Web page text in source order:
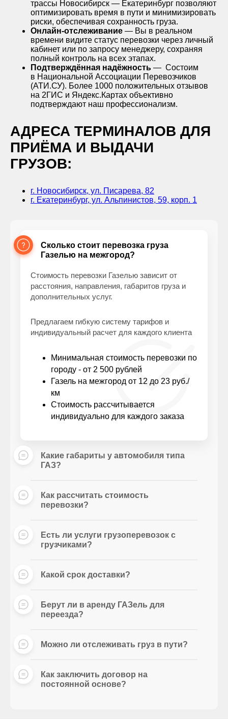
трассы Новосибирск — Екатеринбург позволяют
оптимизировать время в пути и минимизировать
риски, обеспечивая сохранность груза.
Онлайн-отслеживание — Вы в реальном
времени видите статус перевозки через личный
кабинет или по запросу менеджеру, сохраняя
полный контроль на всех этапах.
Подтверждённая надёжность — Состоим
в Национальной Ассоциации Перевозчиков
(АТИ.СУ). Более 1000 положительных отзывов
на 2ГИС и Яндекс.Картах объективно
подтверждают наш профессионализм.
АДРЕСА ТЕРМИНАЛОВ ДЛЯ
ПРИЁМА И ВЫДАЧИ
ГРУЗОВ:
г. Новосибирск, ул. Писарева, 82
г. Екатеринбург, ул. Альпинистов, 59, корп. 1
Сколько стоит перевозка груза
Газелью на межгород?
Стоимость перевозки Газелью зависит от
расстояния, направления, габаритов груза и
дополнительных услуг.
Предлагаем гибкую систему тарифов и
индивидуальный расчет для каждого клиента
Минимальная стоимость перевозки по
городу - от 2 500 рублей
Газель на межгород от 12 до 23 руб./
км
Стоимость рассчитывается
индивидуально для каждого заказа
Какие габариты у автомобиля типа
ГАЗ?
Как рассчитать стоимость
перевозки?
Есть ли услуги грузоперевозок с
грузчиками?
Какой срок доставки?
Берут ли в аренду ГАЗель для
переезда?
Можно ли отслеживать груз в пути?
Как заключить договор на
постоянной основе?